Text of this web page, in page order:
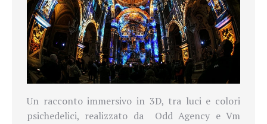
Un racconto immersivo in 3D, tra luci e colori
psichedelici, realizzato da Odd Agency e Vm